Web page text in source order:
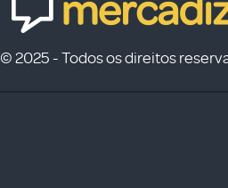
© 2025 - Todos os direitos